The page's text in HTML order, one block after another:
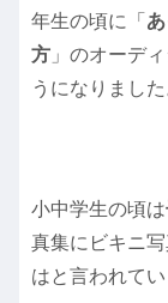
年生の頃に「
方 」のオーデ
うになりました
小中学生の頃は
真集にビキニ
はと言われてい